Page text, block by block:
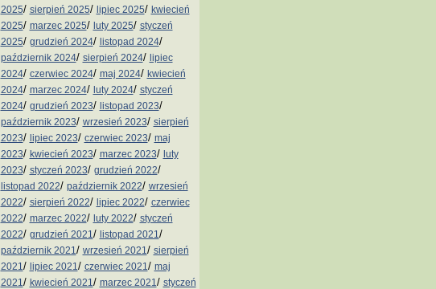
2025/ sierpień 2025/ lipiec 2025/ kwiecień
2025/ marzec 2025/ luty 2025/ styczeń
2025/ grudzień 2024/ listopad 2024/
październik 2024/ sierpień 2024/ lipiec
2024/ czerwiec 2024/ maj 2024/ kwiecień
2024/ marzec 2024/ luty 2024/ styczeń
2024/ grudzień 2023/ listopad 2023/
październik 2023/ wrzesień 2023/ sierpień
2023/ lipiec 2023/ czerwiec 2023/ maj
2023/ kwiecień 2023/ marzec 2023/ luty
2023/ styczeń 2023/ grudzień 2022/
listopad 2022/ październik 2022/ wrzesień
2022/ sierpień 2022/ lipiec 2022/ czerwiec
2022/ marzec 2022/ luty 2022/ styczeń
2022/ grudzień 2021 / listopad 2021 /
październik 2021 / wrzesień 2021 / sierpień
2021 / lipiec 2021 / czerwiec 2021 / maj
2021 / kwiecień 2021 / marzec 2021 / styczeń